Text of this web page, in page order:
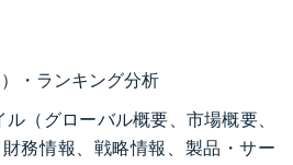
・ランキング分析
（グローバル概要、市場概要、
務情報、戦略情報、製品・サー